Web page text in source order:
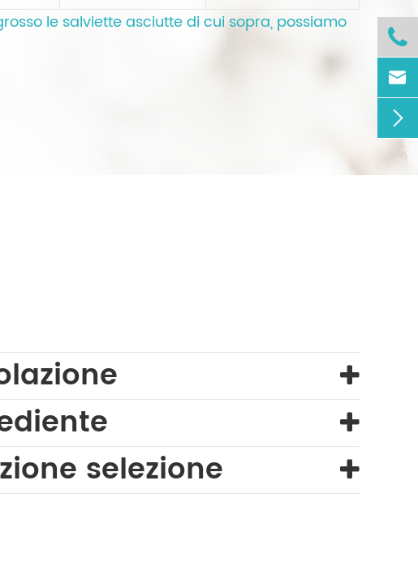
le salviette asciutte di cui sopra, possiamo
selezione


